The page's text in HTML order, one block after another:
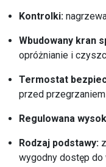
Kontrolki:
Wbudowany kran
opróżnianie i
Termostat
przed przegrzaniem
Regulowana
Rodzaj podstawy:
wygodny dostęp do